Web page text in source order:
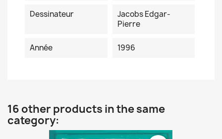
Dessinateur
Jacobs Edgar-
Pierre
Année 1996
16 other products in the same
category: